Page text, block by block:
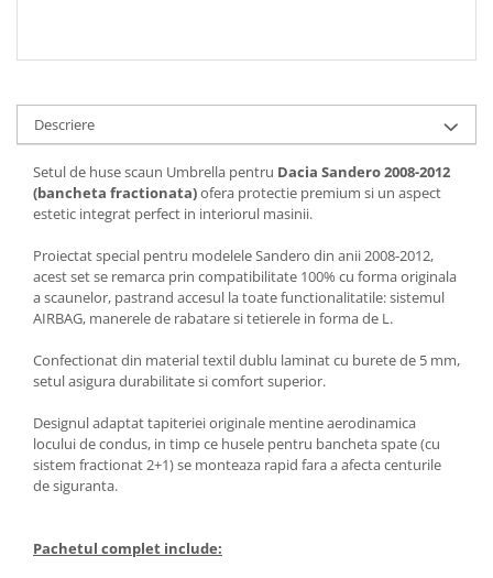
Descriere
Setul de huse scaun Umbrella pentru Dacia Sandero 2008-2012
(bancheta fractionata)ofera protectie premium si un aspect
estetic integrat perfect in interiorul masinii.
Proiectat special pentru modelele Sandero din anii 2008-2012,
acest set se remarca prin compatibilitate 100% cu forma originala
a scaunelor, pastrand accesul la toate functionalitatile: sistemul
AIRBAG, manerele de rabatare si tetierele in forma de L.
Confectionat din material textil dublu laminat cu burete de 5 mm,
setul asigura durabilitate si comfort superior.
Designul adaptat tapiteriei originale mentine aerodinamica
locului de condus, in timp ce husele pentru bancheta spate (cu
sistem fractionat 2+1) se monteaza rapid fara a afecta centurile
de siguranta.
Pachetul complet include: